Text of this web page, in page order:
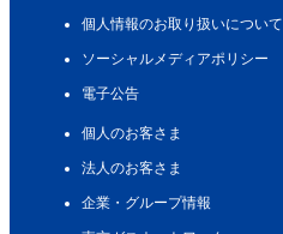
個人情報のお取り扱いについて
ソーシャルメディアポリシー
電子公告
個人のお客さま
法人のお客さま
企業・グループ情報